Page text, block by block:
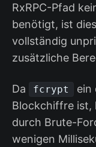
RxRPC-Pfad
benötigt, ist
vollständig
zusätzliche
Da fcrypt
ein
Blockchiffre ist,
durch Brute-
wenigen